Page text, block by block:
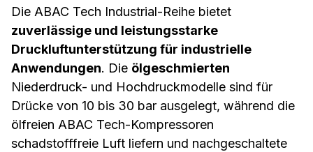
Die ABAC Tech Industrial-Reihe bietet
zuverlässige und leistungsstarke
Druckluftunterstützung für industrielle
Anwendungen. Die ölgeschmierten
Niederdruck- und Hochdruckmodelle sind für
Drücke von 10 bis 30 bar ausgelegt, während die
ölfreien ABAC Tech-Kompressoren
schadstofffreie Luft liefern und nachgeschaltete